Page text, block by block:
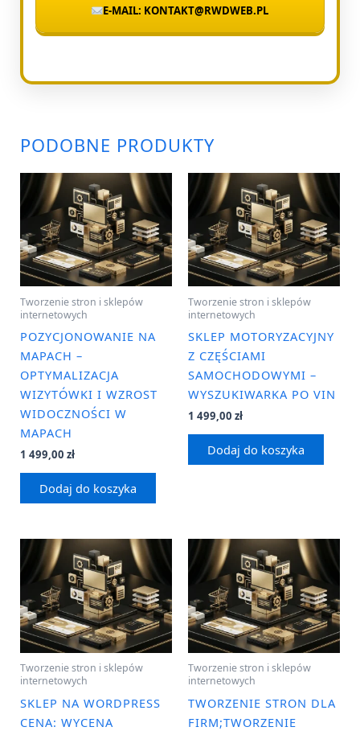
E-MAIL: KONTAKT@RWDWEB.PL
PODOBNE PRODUKTY
Tworzenie stron i sklepów
internetowych
POZYCJONOWANIE NA
MAPACH –
OPTYMALIZACJA
WIZYTÓWKI I WZROST
WIDOCZNOŚCI W
MAPACH
1 499,00 zł
Dodaj do koszyka
Tworzenie stron i sklepów
internetowych
SKLEP MOTORYZACYJNY
Z CZĘŚCIAMI
SAMOCHODOWYMI –
WYSZUKIWARKA PO VIN
1 499,00 zł
Dodaj do koszyka
Tworzenie stron i sklepów
internetowych
SKLEP NA WORDPRESS
CENA: WYCENA
Tworzenie stron i sklepów
internetowych
TWORZENIE STRON DLA
FIRM;TWORZENIE